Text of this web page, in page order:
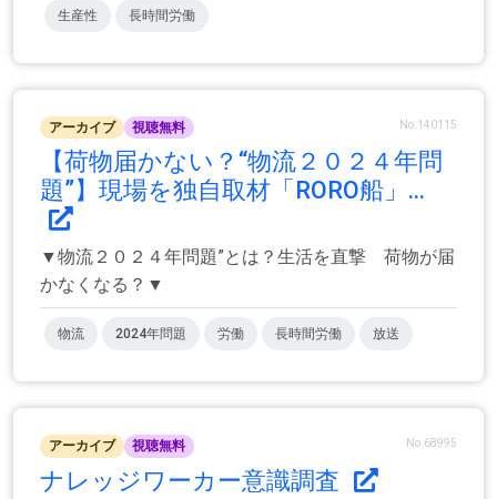
生産性 長時間労働
アーカイブ 視聴無料 No.140115
【荷物届かない？“物流２０２４年問
題”】現場を独自取材「RORO船」...
▼物流２０２４年問題”とは？生活を直撃 荷物が届
かなくなる？▼
物流 2024年問題 労働 長時間労働 放送
アーカイブ 視聴無料 No.68995
ナレッジワーカー意識調査